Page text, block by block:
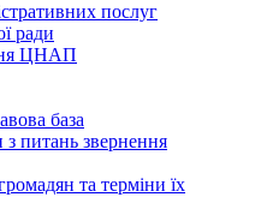
послуг
ради
ЦНАП
база
питань звернення
та терміни їх